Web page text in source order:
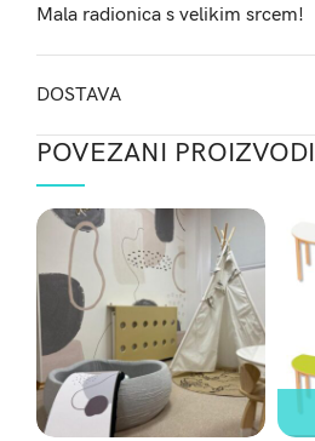
Mala radionica s velikim srcem!
DOSTAVA
POVEZANI PROIZVODI